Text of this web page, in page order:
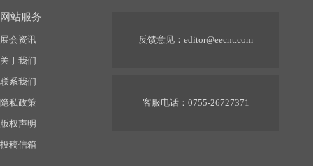
网站服务
展会资讯
关于我们
联系我们
隐私政策
版权声明
投稿信箱
反馈意见： editor@eecnt.com
客服电话：0755-26727371